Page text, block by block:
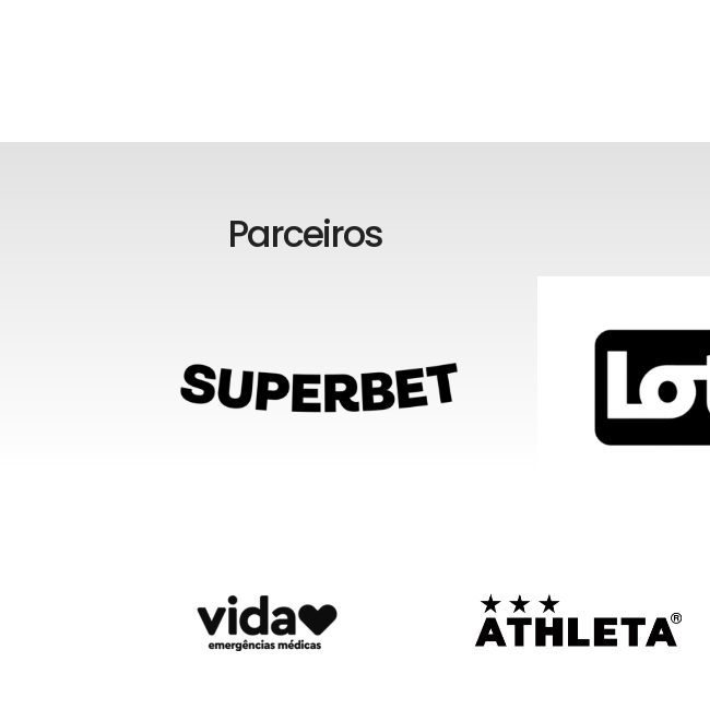
Parceiros